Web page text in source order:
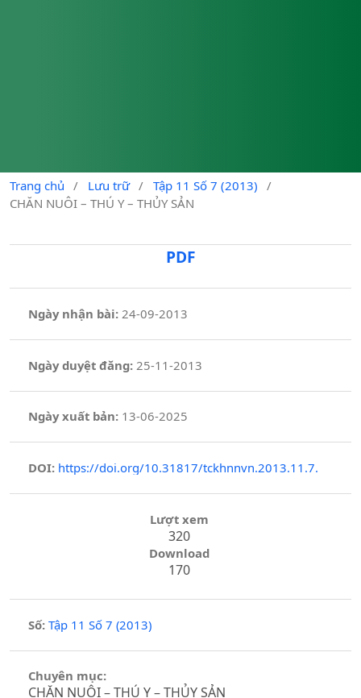
Trang chủ / Lưu trữ / Tập 11 Số 7 (2013)
/
CHĂN NUÔI – THÚ Y – THỦY SẢN
PDF
Ngày nhận bài: 24-09-2013
Ngày duyệt đăng:25-11-2013
Ngày xuất bản: 13-06-2025
DOI: https://doi.org/10.31817/tckhnnvn.2013.11.7.
Lượt xem
320
Download
170
Số: Tập 11 Số 7 (2013)
Chuyên mục:
CHĂN NUÔI – THÚ Y – THỦY SẢN